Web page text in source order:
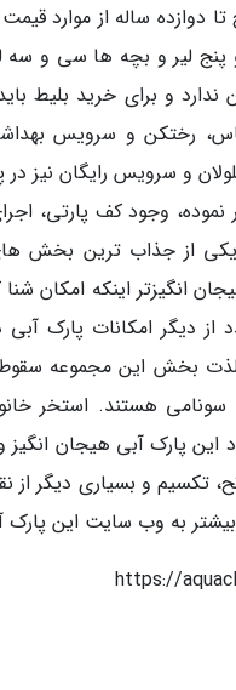
دوازده ساله از موارد
پنج لیر و بچه ها سی و سه
ندارد و برای خرید بلیط
رختکن و سرویس
و سرویس رایگان نیز
نموده، وجود کف پارتی،
از جذاب ترین بخش
انگیزتر اینکه امکان
از دیگر امکانات پارک
بخش این مجموعه سقوط
هستند. استخر
این پارک آبی هیجان
تکسیم و بسیاری دیگر
به وب سایت این پارک
https://